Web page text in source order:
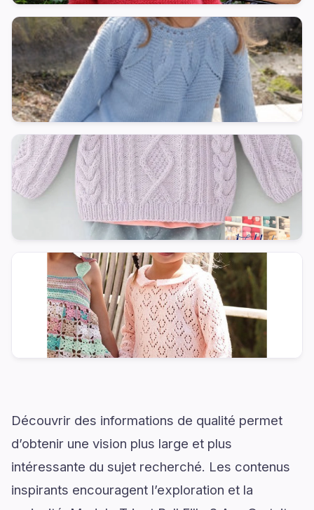
Découvrir des informations de qualité permet
d’obtenir une vision plus large et plus
intéressante du sujet recherché. Les contenus
inspirants encouragent l’exploration et la